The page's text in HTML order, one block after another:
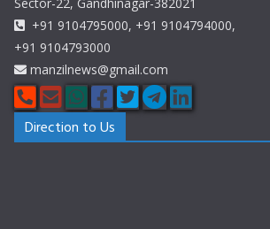
+91 9104795000, +91 9104794000,
+91 9104793000
manzilnews@gmail.com
Direction to Us